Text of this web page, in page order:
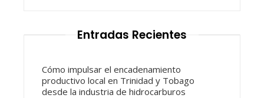
Entradas Recientes
Cómo impulsar el encadenamiento
productivo local en Trinidad y Tobago
desde la industria de hidrocarburos